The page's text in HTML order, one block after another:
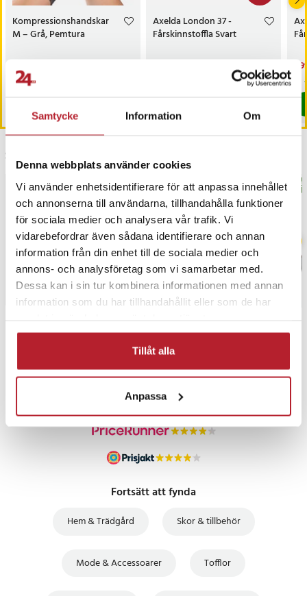
Samtycke Information Om
Denna webbplats använder cookies
Vi använder enhetsidentifierare för att anpassa innehållet
och annonserna till användarna, tillhandahålla funktioner
för sociala medier och analysera vår trafik. Vi
vidarebefordrar även sådana identifierare och annan
information från din enhet till de sociala medier och
annons- och analysföretag som vi samarbetar med.
Dessa kan i sin tur kombinera informationen med annan
information som du har tillhandahållit eller som de har
Tillåt alla
Anpassa
Kompressionshandskar
M – Grå, Pemtura
Pris
89 kr
I lager, levereras inom 1-2 vardagar
Axelda London 37 -
Fårskinnstoffla Svart
:619 kr
Senast besökta
BÄSTSÄLJARE
PRISGARANTI
UTFÖRSÄLJNING
Fortsätt att fynda
Hem & Trädgård Skor & tillbehör
Mode & Accessoarer Tofflor